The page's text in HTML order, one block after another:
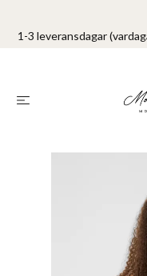
1-3 leveransdagar